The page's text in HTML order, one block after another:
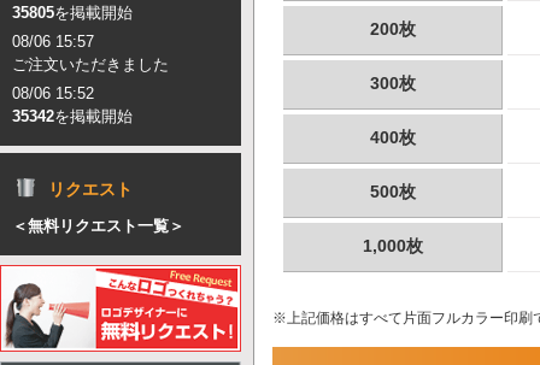
35805を掲載開始
08/06 15:57
ご注文いただきました
08/06 15:52
35342を掲載開始
リクエスト
＜無料リクエスト一覧＞
200枚
300枚
400枚
500枚
1,000枚
※上記価格はすべて片面フルカラー印刷